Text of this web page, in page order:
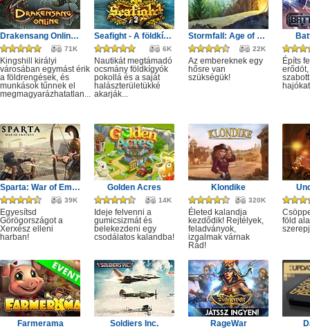
Drakensang Online - Kingshill férges csatornái
71K
Kingshill királyi
városában egymást érik
a földrengések, és
munkások tűnnek el
megmagyarázhatatlan...
Seafight - A földkígyó éve
6K
Nautikát megtámadó
ocsmány földkígyók
pokollá és a saját
halászterületükké
akarják...
Stormfall: Age of War
22K
Az embereknek egy
hősre van
szükségük!
Építs
Sparta: War of Empires
39K
Egyesítsd
Görögországot a
Xerxész elleni
harban!
Golden Acres
14K
Ideje felvenni a
gumicsizmát és
belekezdeni egy
csodálatos kalandba!
Klondike
320K
Életed kalandja
kezdődik! Rejtélyek,
feladványok,
izgalmak várnak
Rád!
föld
Farmerama Soldiers Inc. RageWar